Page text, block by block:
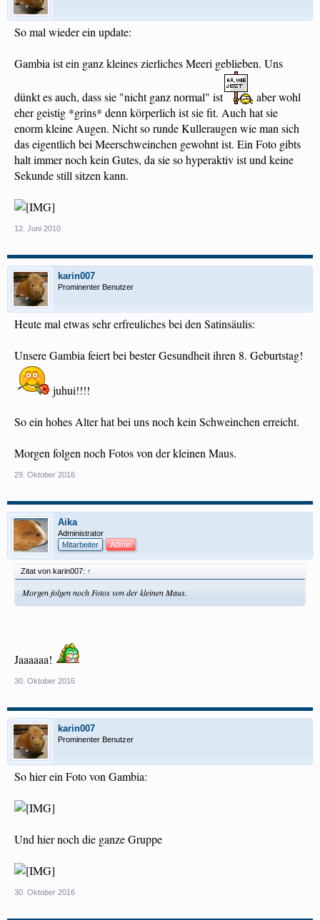
So mal wieder ein update:
Gambia ist ein ganz kleines zierliches Meeri geblieben. Uns
dünkt es auch, dass sie "nicht ganz normal" ist
aber wohl
eher geistig *grins* denn körperlich ist sie fit. Auch hat sie
enorm kleine Augen. Nicht so runde Kulleraugen wie man sich
das eigentlich bei Meerschweinchen gewohnt ist. Ein Foto gibts
halt immer noch kein Gutes, da sie so hyperaktiv ist und keine
Sekunde still sitzen kann.
12. Juni 2010
karin007
Prominenter Benutzer
Heute mal etwas sehr erfreuliches bei den Satinsäulis:
Unsere Gambia feiert bei bester Gesundheit ihren 8. Geburtstag!
juhui!!!!
So ein hohes Alter hat bei uns noch kein Schweinchen erreicht.
Morgen folgen noch Fotos von der kleinen Maus.
29. Oktober 2016
Aika
Administrator
Mitarbeiter
Admin
Zitat von karin007: ↑
Morgen folgen noch Fotos von der kleinen Maus.
Jaaaaaa!
30. Oktober 2016
karin007
Prominenter Benutzer
So hier ein Foto von Gambia:
Und hier noch die ganze Gruppe
30. Oktober 2016